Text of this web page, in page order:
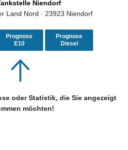
Niendorf
Land Nord · 23923 Niendorf
Prognose
E10
Prognose
Diesel
oder Statistik, die Sie angezeigt
möchten!